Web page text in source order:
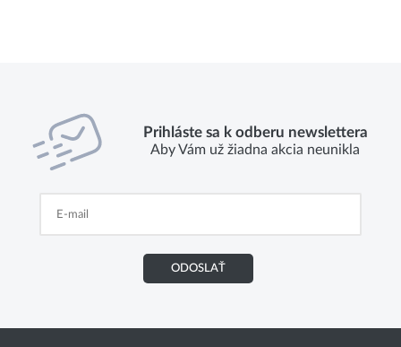
Prihláste sa k odberu newslettera
Aby Vám už žiadna akcia neunikla
ODOSLAŤ